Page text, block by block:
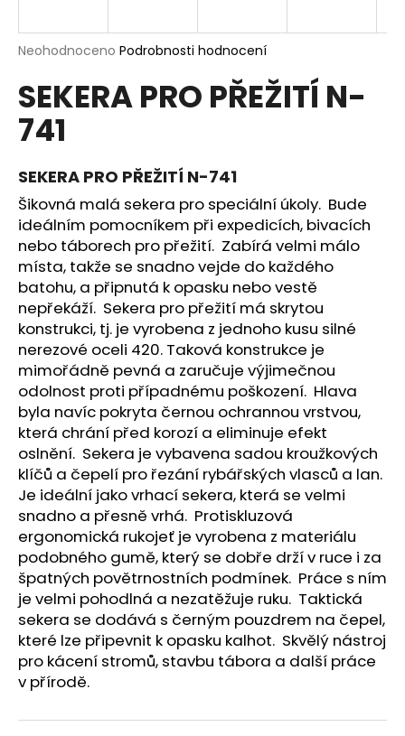
Průměrné
produktu
je
0,0
z
hvězdiček.
Neohodnoceno Podrobnosti hodnocení
SEKERA PRO PŘEŽITÍ N-
741
SEKERA PRO PŘEŽITÍ N-741
Šikovná malá sekera pro speciální úkoly. Bude
ideálním pomocníkem při expedicích, bivacích
nebo táborech pro přežití. Zabírá velmi málo
místa, takže se snadno vejde do každého
batohu, a připnutá k opasku nebo vestě
nepřekáží. Sekera pro přežití má skrytou
konstrukci, tj. je vyrobena z jednoho kusu silné
nerezové oceli 420. Taková konstrukce je
mimořádně pevná a zaručuje výjimečnou
odolnost proti případnému poškození. Hlava
byla navíc pokryta černou ochrannou vrstvou,
která chrání před korozí a eliminuje efekt
oslnění. Sekera je vybavena sadou kroužkových
klíčů a čepelí pro řezání rybářských vlasců a lan.
Je ideální jako vrhací sekera, která se velmi
snadno a přesně vrhá. Protiskluzová
ergonomická rukojeť je vyrobena z materiálu
podobného gumě, který se dobře drží v ruce i za
špatných povětrnostních podmínek. Práce s ním
je velmi pohodlná a nezatěžuje ruku. Taktická
sekera se dodává s černým pouzdrem na čepel,
které lze připevnit k opasku kalhot. Skvělý nástroj
pro kácení stromů, stavbu tábora a další práce
v přírodě.
j
t
?
HLEDAT
D
o
p
o
r
u
č
u
j
e
m
e
ŠÍP
KARBONOVÝ
DO
KUŠÍ
16"
-
1
KS
125